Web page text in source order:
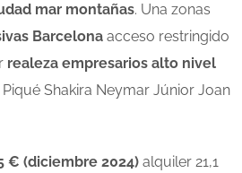
mar montañas. Una zonas
Barcelona acceso restringido
realeza empresarios alto nivel
Piqué Shakira Neymar Júnior Joan
€ (diciembre 2024) alquiler 21,1